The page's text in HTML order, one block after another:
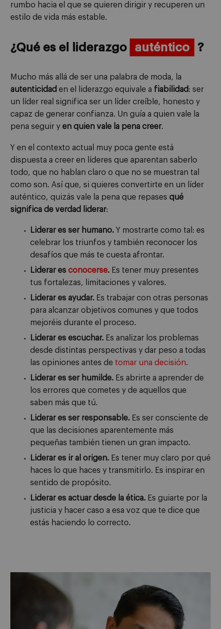
rumbo hacia el que se quieren dirigir y recuperen un
estilo de vida más estable.
¿Qué es el liderazgo auténtico ?
Mucho más allá de ser una palabra de moda, la
autenticidad en el liderazgo equivale a fiabilidad: ser
un líder real significa ser un líder creíble, honesto y
capaz de generar confianza. Un guía a quien vale la
pena seguir y en quien vale la pena creer.
Y en el contexto actual muy poca gente está
dispuesta a creer en líderes que aparentan saberlo
todo, que no hablan claro o que no se muestran tal
como son. Así que, si quieres convertirte en un líder
auténtico, quizás vale la pena que repases qué
significa de verdad liderar:
Liderar es ser humano. Y mostrarte como tal: es
celebrar los triunfos y también reconocer los
desafíos que más te cuesta afrontar.
Liderar es conocerse. Es tener muy presentes
tus fortalezas, limitaciones y valores.
Liderar es ayudar. Es trabajar con otras personas
para alcanzar objetivos comunes y que todos
mejoréis durante el proceso.
Liderar es escuchar. Es analizar los problemas
desde distintas perspectivas y dar peso a todas
las opiniones antes de tomar una decisión.
Liderar es ser humilde. Es abrirte a aprender de
los errores que cometes y de aquellos que
saben más que tú.
Liderar es ser responsable. Es ser consciente de
que las decisiones aparentemente más
pequeñas también tienen un gran impacto.
Liderar es ir al origen. Es tener muy claro por qué
haces lo que haces y transmitirlo. Es inspirar en
sentido de propósito.
Liderar es actuar desde la ética. Es guiarte por la
justicia y hacer caso a esa voz que te dice que
estás haciendo lo correcto.